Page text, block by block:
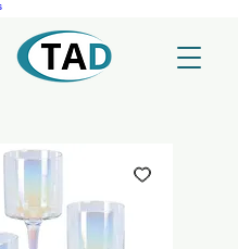
Ledusskapji, Sadzīves tehnika, Smaržas,